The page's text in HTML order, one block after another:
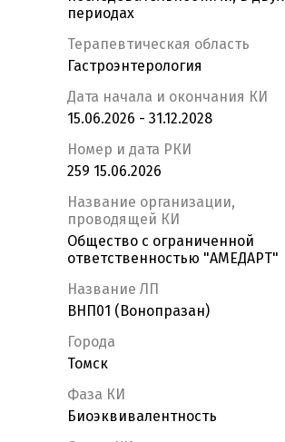
периодах
Терапевтическая область
Гастроэнтерология
Дата начала и окончания КИ
15.06.2026 - 31.12.2028
Номер и дата РКИ
259 15.06.2026
Название организации,
проводящей КИ
Общество с ограниченной
ответственностью "АМЕДАРТ"
Название ЛП
ВНП01 (Вонопразан)
Города
Томск
Фаза КИ
Биоэквивалентность